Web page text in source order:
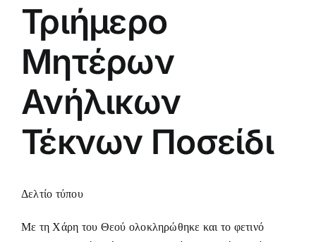
Τριήμερο
Μητέρων
Ανήλικων
Τέκνων Ποσείδι
Δελτίο τύπου
Με τη Χάρη του Θεού ολοκληρώθηκε και το φετινό